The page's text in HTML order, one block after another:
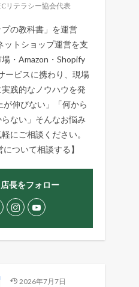
リテラシー協会代表
プの教科書」を運営
ットショップ運営を支
・Amazon・Shopify
ービスに携わり、現場
践的なノウハウを発
伸びない」「何から
ない」そんなお悩み
にご相談ください。
について相談する 】
長をフォロー
2026年7月7日